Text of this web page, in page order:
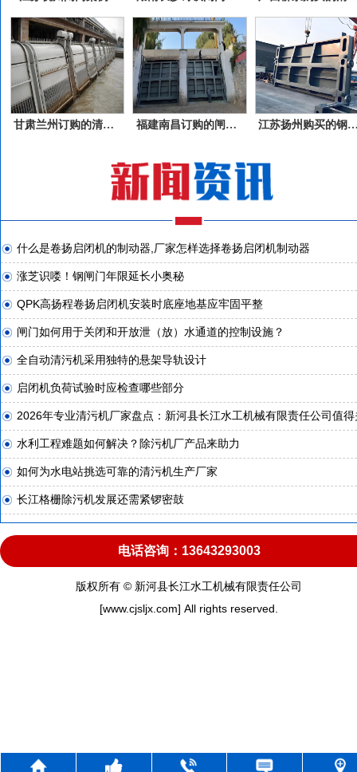
甘肃兰州订购的清污机产品福建南昌订购的闸门产品江苏扬州购买的钢
什么是卷扬启闭机的制动器,厂家怎样选择卷扬启闭机制动器
涨芝识喽！钢闸门年限延长小奥秘
QPK高扬程卷扬启闭机安装时底座地基应牢固平整
闸门如何用于关闭和开放泄（放）水通道的控制设施？
全自动清污机采用独特的悬架导轨设计
启闭机负荷试验时应检查哪些部分
2026年专业清污机厂家盘点：新河县长江水工机械有限责任公司值得
水利工程难题如何解决？除污机厂产品来助力
如何为水电站挑选可靠的清污机生产厂家
长江格栅除污机发展还需紧锣密鼓
电话咨询：13643293003
版权所有 © 新河县长江水工机械有限责任公司
[www.cjsljx.com] All rights reserved.